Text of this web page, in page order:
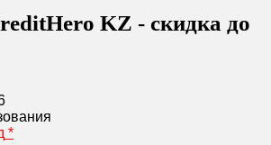
KZ - скидка до
*